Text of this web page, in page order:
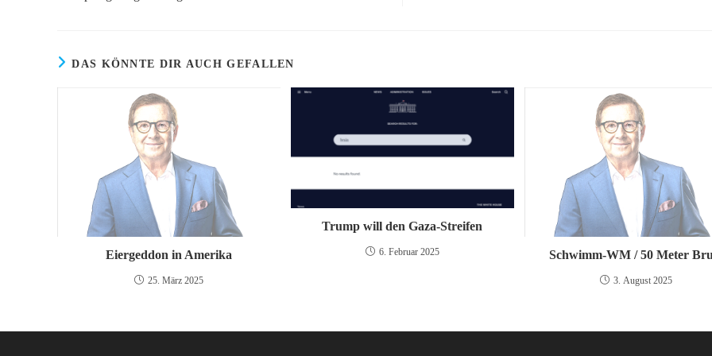
DAS KÖNNTE DIR AUCH GEFALLEN
Eiergeddon in Amerika
25. März 2025
Trump will den Gaza-Streifen
6. Februar 2025 Schwimm-WM / 50 Meter
3. August 2025